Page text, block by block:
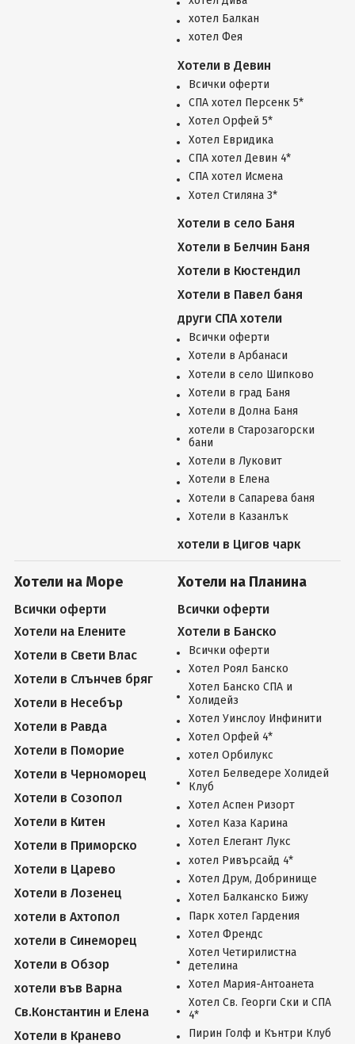
хотел Балкан
хотел Фея
Всички оферти
СПА хотел Персенк 5*
Хотел Орфей 5*
Хотел Евридика
СПА хотел Девин 4*
СПА хотел Исмена
Хотел Стиляна 3*
Хотели в Девин
Хотели в село Баня
Хотели в Белчин Баня
Хотели в Кюстендил
Хотели в Павел баня
Всички оферти
Хотели в Арбанаси
Хотели в село Шипково
Хотели в град Баня
Хотели в Долна Баня
хотели в Старозагорски
бани
Хотели в Луковит
Хотели в Елена
Хотели в Сапарева баня
Хотели в Казанлък
други СПА хотели
хотели в Цигов чарк
Хотели на Море
Всички оферти
Хотели на Елените
Хотели в Свети Влас
Хотели в Слънчев бряг
Хотели в Несебър
Хотели в Равда
Хотели в Поморие
Хотели в Черноморец
Хотели в Созопол
Хотели в Китен
Хотели в Приморско
Хотели в Царево
Хотели в Лозенец
хотели в Ахтопол
хотели в Синеморец
Хотели в Обзор
хотели във Варна
Св.Константин и Елена
Хотели в Кранево
Хотели на Планина
Всички оферти
Всички оферти
Хотел Роял Банско
Хотел Банско СПА и
Холидейз
Хотел Уинслоу Инфинити
Хотел Орфей 4*
хотел Орбилукс
Хотел Белведере Холидей
Клуб
Хотел Аспен Ризорт
Хотел Каза Карина
Хотел Елегант Лукс
хотел Ривърсайд 4*
Хотел Друм, Добринище
Хотел Балканско Бижу
Парк хотел Гардения
Хотел Френдс
Хотел Четирилистна
детелина
Хотел Мария-Антоанета
Хотел Св. Георги Ски и СПА
4*
Пирин Голф и Кънтри Клуб
Хотели в Банско